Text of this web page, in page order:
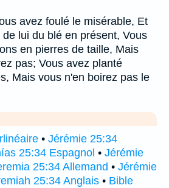
avez foulé le misérable, Et
lui du blé en présent, Vous
en pierres de taille, Mais
pas; Vous avez planté
Mais vous n'en boirez pas le
• Jérémie 25:34
25:34 Espagnol • Jérémie
25:34 Allemand • Jérémie
25:34 Anglais • Bible